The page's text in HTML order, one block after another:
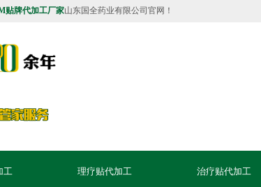
贴牌代加工厂家山东国全药业有限
工 理疗贴代加工 治疗贴代加工